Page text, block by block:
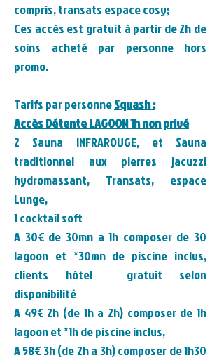
compris, transats espace cosy;
Ces accès est gratuit à partir de 2h de
soins acheté par personne hors
promo.
Tarifs par personneSquash :
Accès Détente LAGOON 1h non privé
2 Sauna INFRAROUGE, et Sauna
traditionnel aux pierres jacuzzi
hydromassant, Transats, espace
Lunge,
1 cocktail soft
A 30€ de 30mn a 1h composer de 30
lagoon et *30mn de piscine inclus,
clients hôtel gratuit selon
disponibilité
A 49€ 2h (de 1h a 2h) composer de 1h
lagoon et *1hde piscine inclus,
A 58€ 3h (de 2h a 3h) composer de 1h30